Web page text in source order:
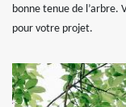
bonne tenue de l’arbre.
pour votre projet.